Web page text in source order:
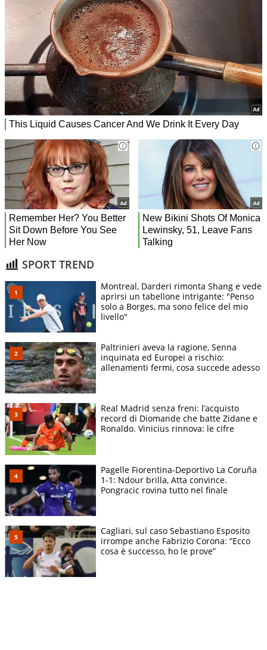
SPORT TREND
Montreal, Darderi rimonta Shang e vede
aprirsi un tabellone intrigante: "Penso
solo a Borges, ma sono felice del mio
livello"
Paltrinieri aveva la ragione, Senna
inquinata ed Europei a rischio:
allenamenti fermi, cosa succede adesso
Real Madrid senza freni: l’acquisto
record di Diomande che batte Zidane e
Ronaldo. Vinicius rinnova: le cifre
Pagelle Fiorentina-Deportivo La Coruña
1-1: Ndour brilla, Atta convince.
Pongracic rovina tutto nel finale
Cagliari, sul caso Sebastiano Esposito
irrompe anche Fabrizio Corona: “Ecco
cosa è successo, ho le prove”